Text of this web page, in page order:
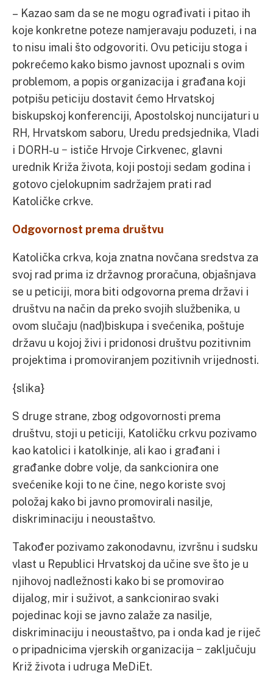
– Kazao sam da se ne mogu ograđivati i pitao ih
koje konkretne poteze namjeravaju poduzeti, i na
to nisu imali što odgovoriti. Ovu peticiju stoga i
pokrećemo kako bismo javnost upoznali s ovim
problemom, a popis organizacija i građana koji
potpišu peticiju dostavit ćemo Hrvatskoj
biskupskoj konferenciji, Apostolskoj nuncijaturi u
RH, Hrvatskom saboru, Uredu predsjednika, Vladi
i DORH-u − ističe Hrvoje Cirkvenec, glavni
urednik Križa života, koji postoji sedam godina i
gotovo cjelokupnim sadržajem prati rad
Katoličke crkve.
Odgovornost prema društvu
Katolička crkva, koja znatna novčana sredstva za
svoj rad prima iz državnog proračuna, objašnjava
se u peticiji, mora biti odgovorna prema državi i
društvu na način da preko svojih službenika, u
ovom slučaju (nad)biskupa i svećenika, poštuje
državu u kojoj živi i pridonosi društvu pozitivnim
projektima i promoviranjem pozitivnih vrijednosti.
{slika}
S druge strane, zbog odgovornosti prema
društvu, stoji u peticiji, Katoličku crkvu pozivamo
kao katolici i katolkinje, ali kao i građani i
građanke dobre volje, da sankcionira one
svećenike koji to ne čine, nego koriste svoj
položaj kako bi javno promovirali nasilje,
diskriminaciju i neoustaštvo.
Također pozivamo zakonodavnu, izvršnu i sudsku
vlast u Republici Hrvatskoj da učine sve što je u
njihovoj nadležnosti kako bi se promovirao
dijalog, mir i suživot, a sankcionirao svaki
pojedinac koji se javno zalaže za nasilje,
diskriminaciju i neoustaštvo, pa i onda kad je riječ
o pripadnicima vjerskih organizacija − zaključuju
Križ života i udruga MeDiEt.